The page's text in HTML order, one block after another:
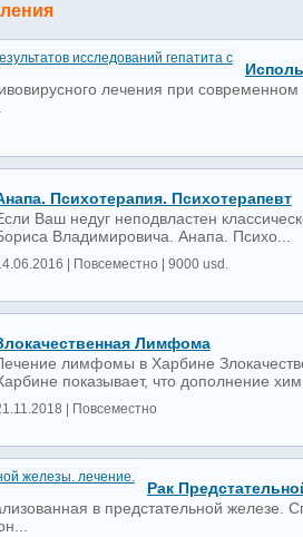
лечения при
Психотерапия. Психотерапевт
Ваш недуг неподвластен
Владимировича. Анапа. Психо...
| Повсеместно | 9000 usd.
Лимфома
лимфомы в Харбине
показывает, что дополнение
| Повсеместно
Рак
в предстательной